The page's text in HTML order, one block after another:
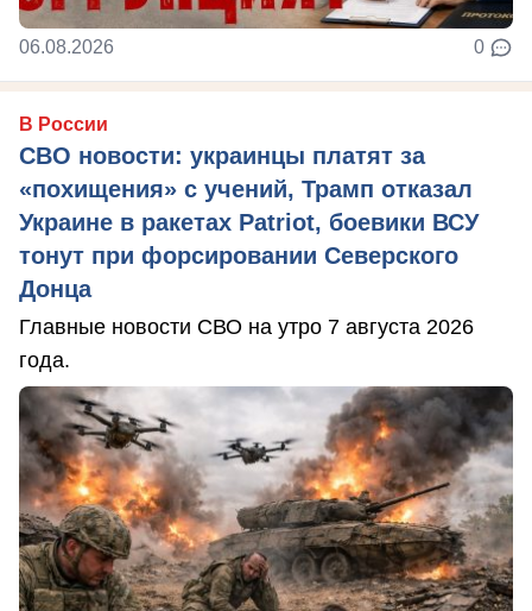
06.08.2026 0
В России
СВО новости: украинцы платят за
«похищения» с учений, Трамп отказал
Украине в ракетах Patriot, боевики ВСУ
тонут при форсировании Северского
Донца
Главные новости СВО на утро 7 августа 2026
года.